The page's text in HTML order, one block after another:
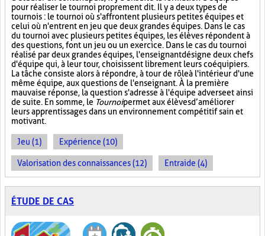
pour réaliser le tournoi proprement dit. Il y a deux types de
tournois : le tournoi où s'affrontent plusieurs petites équipes et
celui où n'entrent en jeu que deux grandes équipes. Dans le cas
du tournoi avec plusieurs petites équipes, les élèves répondent à
des questions, font un jeu ou un exercice. Dans le cas du tournoi
réalisé par deux grandes équipes, l'enseignant désigne deux chefs
d'équipe qui, à leur tour, choisissent librement leurs coéquipiers.
La tâche consiste alors à répondre, à tour de rôle à l'intérieur d'une
même équipe, aux questions de l'enseignant. À la première
mauvaise réponse, la question s'adresse à l'équipe adverse et ainsi
de suite. En somme, le Tournoipermet aux élèves d’améliorer
leurs apprentissages dans un environnement compétitif sain et
motivant.
Jeu (1) Expérience (10)
Valorisation des connaissances (12) Entraide (4)
ÉTUDE DE CAS